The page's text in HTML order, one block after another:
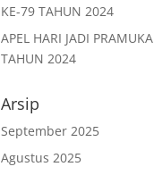
KE-79 TAHUN 2024
APEL HARI JADI PRAMUKA
TAHUN 2024
Arsip
September 2025
Agustus 2025